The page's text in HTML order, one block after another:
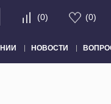
(0) (0)
НОВОСТИ